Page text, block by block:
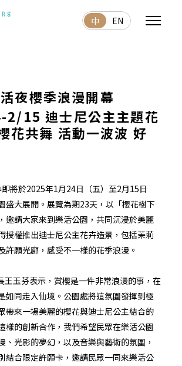
中 EN
夜櫻季浪漫開幕
2/15 迪士尼公主主題花
花共舞 活動一波波 好
將於2025年1月24日（五）至2月15日
盛大展開。展覽為期23天，以「櫻花樹下
邀請大家來到樂活公園，共同沉浸於美麗
授權推出迪士尼公主花卉造景，包括茉莉
許願光廊，感受不一樣的花季浪漫。
王玉芬表示，賞櫻是一件非常浪漫的事，在
如同走入仙境。公園處將這氛圍發揮到極
帶來一場美麗的櫻花與迪士尼公主結合的
樣的創新合作，我們希望民眾在樂活公園
、光影的夢幻，以及音樂與藝術的氛圍，
結合限定許願卡，邀請民眾一同來樂活公